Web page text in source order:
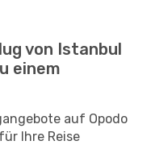
von Istanbul
einem
auf Opodo
Ihre Reise